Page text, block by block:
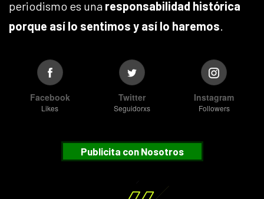
periodismo es una responsabilidad histórica
porque así lo sentimos y así lo haremos.
Facebook
Likes
Twitter
Seguidorxs
Instagram
Followers
Publicita con Nosotros